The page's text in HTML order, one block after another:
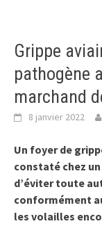
Grippe
pathogène
marchand
8 janvier 2022
Un foyer de
constaté chez
d’éviter toute
conformément
les volailles